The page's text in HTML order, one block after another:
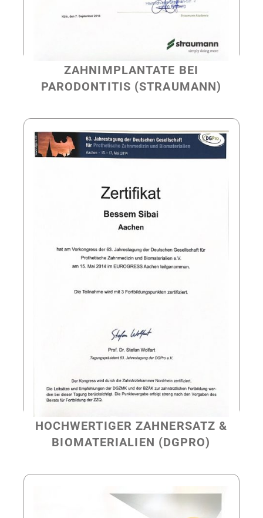
ZAHNIMPLANTATE BEI
PARODONTITIS (STRAUMANN)
HOCHWERTIGER ZAHNERSATZ &
BIOMATERIALIEN (DGPRO)